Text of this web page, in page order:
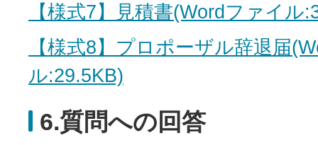
【様式7】見積書(Wordファイル
【様式8】プロポーザル辞退届
ル:29.5KB)
6.質問への回答